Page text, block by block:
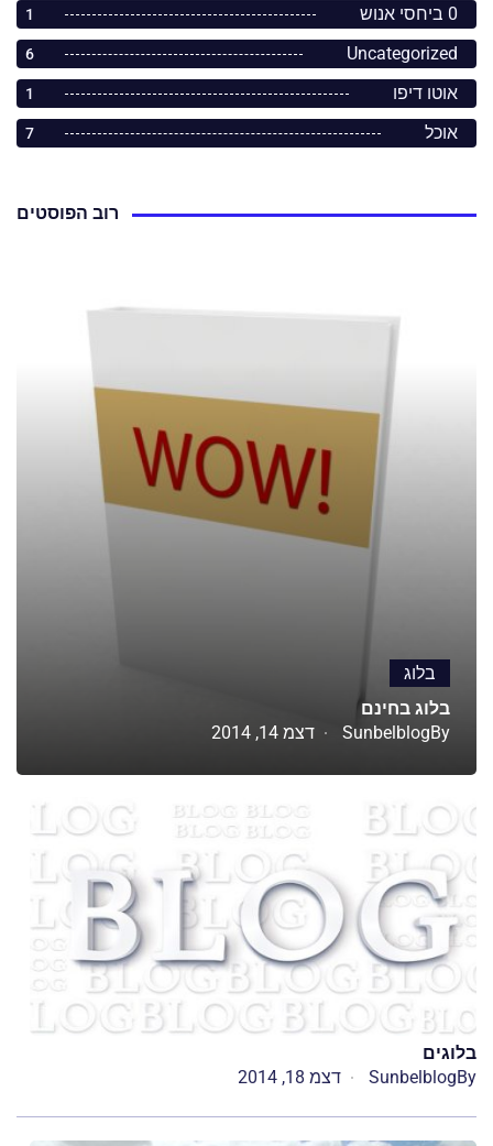
0 ביחסי אנוש
1
Uncategorized
6
אוטו דיפו 1
אוכל 7
רוב הפוסטים
בלוג
בלוג בחינם
By
Sunbelblog דצמ 14, 2014
בלוגים
By
Sunbelblog דצמ 18, 2014